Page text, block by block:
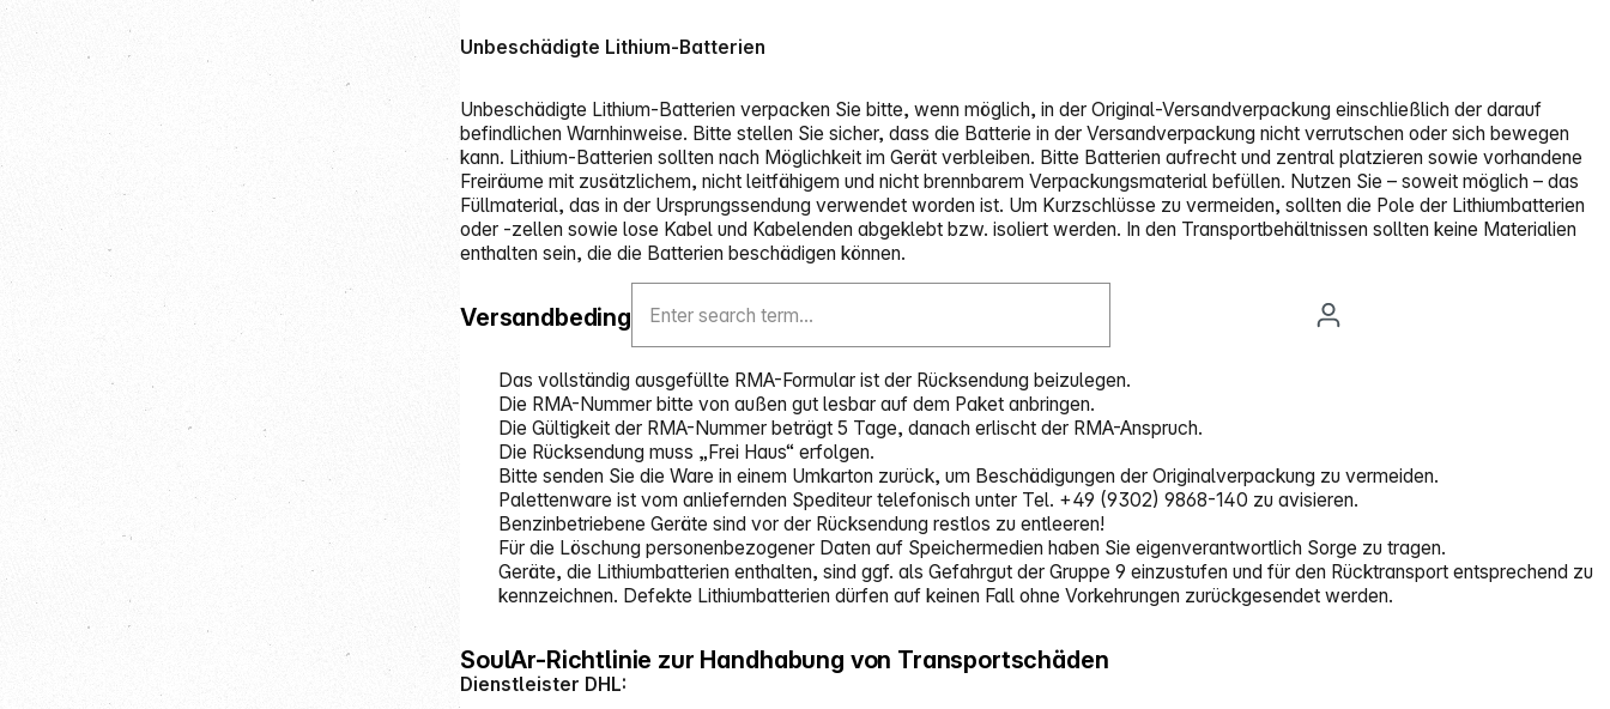
Unbeschädigte Lithium-Batterien
Unbeschädigte Lithium-Batterien verpacken Sie bitte, wenn möglich, in der Original-Versandverpackung einschließlich der darauf
befindlichen Warnhinweise. Bitte stellen Sie sicher, dass die Batterie in der Versandverpackung nicht verrutschen oder sich bewegen
kann. Lithium-Batterien sollten nach Möglichkeit im Gerät verbleiben. Bitte Batterien aufrecht und zentral platzieren sowie vorhandene
Freiräume mit zusätzlichem, nicht leitfähigem und nicht brennbarem Verpackungsmaterial befüllen. Nutzen Sie – soweit möglich – das
Füllmaterial, das in der Ursprungssendung verwendet worden ist. Um Kurzschlüsse zu vermeiden, sollten die Pole der Lithiumbatterien
oder -zellen sowie lose Kabel und Kabelenden abgeklebt bzw. isoliert werden. In den Transportbehältnissen sollten keine Materialien
enthalten sein, die die Batterien beschädigen können.
Versandbedingungen
Das vollständig ausgefüllte RMA-Formular ist der Rücksendung beizulegen.
Die RMA-Nummer bitte von außen gut lesbar auf dem Paket anbringen.
Die Gültigkeit der RMA-Nummer beträgt 5 Tage, danach erlischt der RMA-Anspruch.
Die Rücksendung muss „Frei Haus“ erfolgen.
Bitte senden Sie die Ware in einem Umkarton zurück, um Beschädigungen der Originalverpackung zu vermeiden.
Palettenware ist vom anliefernden Spediteur telefonisch unter Tel. +49 (9302) 9868-140 zu avisieren.
Benzinbetriebene Geräte sind vor der Rücksendung restlos zu entleeren!
Für die Löschung personenbezogener Daten auf Speichermedien haben Sie eigenverantwortlich Sorge zu tragen.
Geräte, die Lithiumbatterien enthalten, sind ggf. als Gefahrgut der Gruppe 9 einzustufen und für den Rücktransport entsprechend zu
kennzeichnen. Defekte Lithiumbatterien dürfen auf keinen Fall ohne Vorkehrungen zurückgesendet werden.
SoulAr-Richtlinie zur Handhabung von Transportschäden
Dienstleister DHL: